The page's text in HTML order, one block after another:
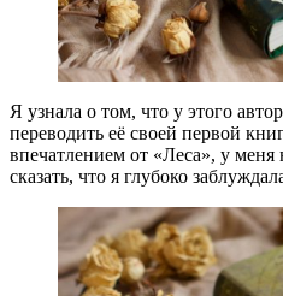
Я узнала о том, что у этого
переводить её своей первой
впечатлением от «Леса», у
сказать, что я глубоко